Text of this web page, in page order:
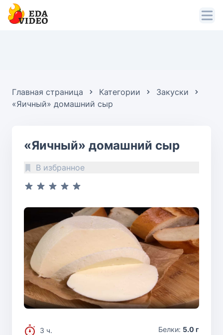
Главная страница Категории
Закуски
«Яичный» домашний сыр
«Яичный» домашний сыр
В избранное
3 ч.
Белки: 5.0 г